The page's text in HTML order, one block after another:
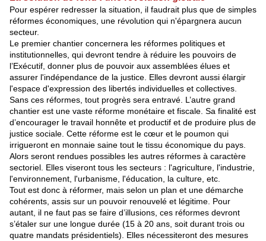
Pour espérer redresser la situation, il faudrait plus que de simples
réformes économiques, une révolution qui n'épargnera aucun
secteur.
Le premier chantier concernera les réformes politiques et
institutionnelles, qui devront tendre à réduire les pouvoirs de
l’Exécutif, donner plus de pouvoir aux assemblées élues et
assurer l'indépendance de la justice. Elles devront aussi élargir
l'espace d'expression des libertés individuelles et collectives.
Sans ces réformes, tout progrès sera entravé. L’autre grand
chantier est une vaste réforme monétaire et fiscale. Sa finalité est
d’encourager le travail honnête et productif et de produire plus de
justice sociale. Cette réforme est le cœur et le poumon qui
irrigueront en monnaie saine tout le tissu économique du pays.
Alors seront rendues possibles les autres réformes à caractère
sectoriel. Elles viseront tous les secteurs : l'agriculture, l'industrie,
l'environnement, l'urbanisme, l'éducation, la culture, etc.
Tout est donc à réformer, mais selon un plan et une démarche
cohérents, assis sur un pouvoir renouvelé et légitime. Pour
autant, il ne faut pas se faire d’illusions, ces réformes devront
s’étaler sur une longue durée (15 à 20 ans, soit durant trois ou
quatre mandats présidentiels). Elles nécessiteront des mesures